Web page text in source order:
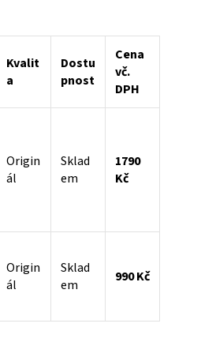
Kvalit
a
Dostu
pnost
Cena
vč.
DPH
Origin
ál
Sklad
em
1790
Kč
Origin
ál
Sklad
em
990 Kč